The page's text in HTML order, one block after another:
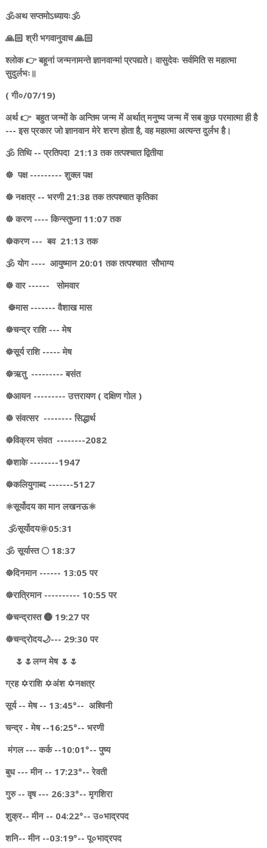
🕉️अथ सप्तमोऽध्यायः🕉️
🙏🏻 श्री भगवानुवाच 🙏🏻
श्लोक 👉 बहूनां जन्मनामन्ते ज्ञानवान्मां प्रपद्यते। वासुदेवः सर्वमिति स महात्मा
सुदुर्लभः॥
( गी०/07/19)
अर्थ 👉 बहुत जन्मों के अन्तिम जन्म में अर्थात् मनुष्य जन्म में सब कुछ परमात्मा ही है
--- इस प्रकार जो ज्ञानवान मेरे शरण होता है, वह महात्मा अत्यन्त दुर्लभ है।
🕉️ तिथि -- प्रतिपदा 21:13 तक तत्पश्चात द्वितीया
☸️ पक्ष --------- शुक्ल पक्ष
☸️ नक्षत्र -- भरणी 21:38 तक तत्पश्चात कृतिका
☸️ करण ---- किन्स्तुघ्ना 11:07 तक
☸️करण --- बव 21:13 तक
🕉️ योग ---- आयुष्मान 20:01 तक तत्पश्चात सौभाग्य
☸️ वार ------ सोमवार
☸️मास ------- वैशाख मास
☸️चन्द्र राशि --- मेष
☸️सूर्य राशि ----- मेष
☸️ऋतु --------- बसंत
☸️आयन --------- उत्तरायण ( दक्षिण गोल )
☸️ संवत्सर -------- सिद्धार्थ
☸️विक्रम संवत --------2082
☸️शाके --------1947
☸️कलियुगाब्द -------5127
⚛️सूर्योदय का मान लखनऊ⚛️
🕉️सूर्योदय🌞05:31
🕉️ सूर्यास्त 🌕 18:37
☸️दिनमान ------ 13:05 पर
☸️रात्रिमान ---------- 10:55 पर
☸️चन्द्रास्त 🌚 19:27 पर
☸चन्द्रोदय🌙--- 29:30 पर
🌷🌷लग्न मेष 🌷🌷
ग्रह ✡️राशि ✡️अंश ✡️नक्षत्र
सूर्य -- मेष -- 13:45°-- अश्विनी
चन्द्र - मेष --16:25°-- भरणी
मंगल --- कर्क --10:01°-- पुष्य
बुध --- मीन -- 17:23°-- रेवती
गुरु -- वृष --- 26:33°-- मृगशिरा
शुक्र-- मीन -- 04:22°-- उ०भाद्रपद
शनि-- मीन --03:19°-- पू०भाद्रपद